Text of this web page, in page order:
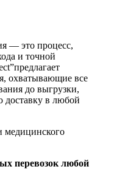
— это процесс,
и точной
охватывающие все
до выгрузки,
доставку в любой
медицинского
перевозок любой